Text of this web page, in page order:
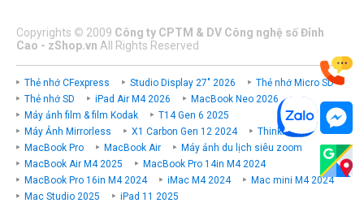
Copyrights © 2009 Công ty CPTM & DV Công nghệ số Đỉnh
Cao - zShop.vn All Rights Reserved
Thẻ nhớ CFexpress Studio Display 27" 2026
Thẻ nhớ Micro SD
Thẻ nhớ SD
iPad Air M4 2026
MacBook Neo 2026
Máy ảnh film & film Kodak
T14 Gen 6 2025
Máy Ảnh Mirrorless
X1 Carbon Gen 12 2024
ThinkPad P
MacBook Pro
MacBook Air
Máy ảnh du lịch siêu zoom
MacBook Air M4 2025
MacBook Pro 14in M4 2024
MacBook Pro 16in M4 2024
iMac M4 2024
Mac mini M4 2024
Mac Studio 2025
iPad 11 2025